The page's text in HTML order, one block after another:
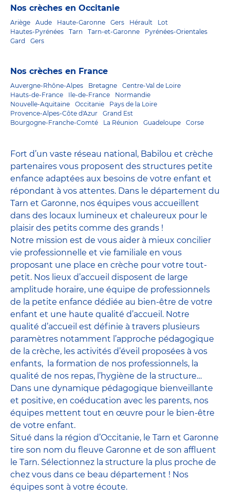
Nos crèches en Occitanie
Ariège Aude Haute-Garonne Gers Hérault
Lot
Hautes-Pyrénées
Tarn Tarn-et-Garonne
Pyrénées-Orientales
Gard
Gers
Nos crèches en France
Auvergne-Rhône-Alpes Bretagne
Centre-Val de Loire
Hauts-de-France
Ile-de-France
Normandie
Nouvelle-Aquitaine
Occitanie
Pays de la Loire
Provence-Alpes-Côte d'Azur
Grand Est
Bourgogne-Franche-Comté
La Réunion Guadeloupe Corse
Fort d’un vaste réseau national, Babilou et crèche
partenaires vous proposent des structures petite
enfance adaptées aux besoins de votre enfant et
répondant à vos attentes. Dans le département du
Tarn et Garonne, nos équipes vous accueillent
dans des locaux lumineux et chaleureux pour le
plaisir des petits comme des grands !
Notre mission est de vous aider à mieux concilier
vie professionnelle et vie familiale en vous
proposant une place en crèche pour votre tout-
petit. Nos lieux d’accueil disposent de large
amplitude horaire, une équipe de professionnels
de la petite enfance dédiée au bien-être de votre
enfant et une haute qualité d’accueil. Notre
qualité d’accueil est définie à travers plusieurs
paramètres notamment l’approche pédagogique
de la crèche, les activités d’éveil proposées à vos
enfants, la formation de nos professionnels, la
qualité de nos repas, l’hygiène de la structure…
Dans une dynamique pédagogique bienveillante
et positive, en coéducation avec les parents, nos
équipes mettent tout en œuvre pour le bien-être
de votre enfant.
Situé dans la région d’Occitanie, le Tarn et Garonne
tire son nom du fleuve Garonne et de son affluent
le Tarn. Sélectionnez la structure la plus proche de
chez vous dans ce beau département ! Nos
équipes sont à votre écoute.